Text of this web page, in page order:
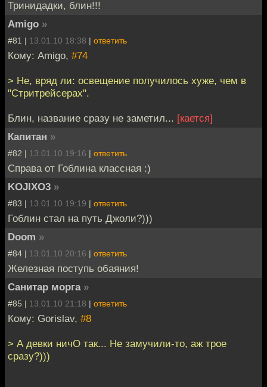
Тринидадки, блин!!!
Amigo »
#81 | 13.01.10 18:38 | ответить
Кому: Amigo, #74
> Не, вряд ли: освещение получилось хуже, чем в
"Стритрейсерах".
Блин, название сразу не заметил... [кается]
Капитан »
#82 | 13.01.10 19:16 | ответить
Справа от Гоблина классная :)
KOJIXO3 »
#83 | 13.01.10 19:19 | ответить
Гоблин стал на путь Джоли?)))
Doom »
#84 | 13.01.10 20:16 | ответить
Железная поступь обаяния!
Санитар морга »
#85 | 13.01.10 21:18 | ответить
Кому: Gorislav, #8
> А девки ничО так... Не замучили-то, аж трое
сразу?)))